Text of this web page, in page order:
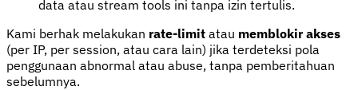
data atau stream tools ini tanpa izin tertulis.
Kami berhak melakukan rate-limit atau memblokir akses
(per IP, per session, atau cara lain) jika terdeteksi pola
penggunaan abnormal atau abuse, tanpa pemberitahuan
sebelumnya.